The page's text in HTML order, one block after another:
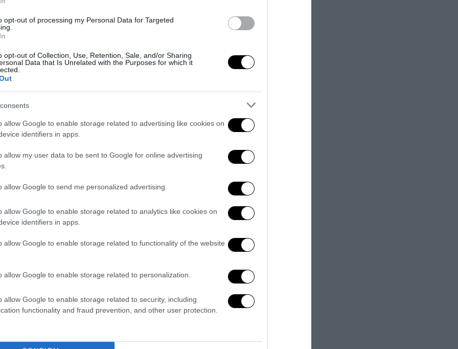
opt-out of processing my Personal Data for Targeted
opt-out of Collection, Use, Retention, Sale, and/or Sharing
Data that Is Unrelated with the Purposes for which it
allow Google to enable storage related to advertising like cookies on
identifiers in apps.
allow my user data to be sent to Google for online advertising
allow Google to send me personalized advertising.
allow Google to enable storage related to analytics like cookies on
identifiers in apps.
allow Google to enable storage related to functionality of the website
allow Google to enable storage related to personalization.
allow Google to enable storage related to security, including
functionality and fraud prevention, and other user protection.
In una sfida tesissima per la zona Champions, è la zampata immediata di
la pratica. I bianconeri resistono all’assalto salentino